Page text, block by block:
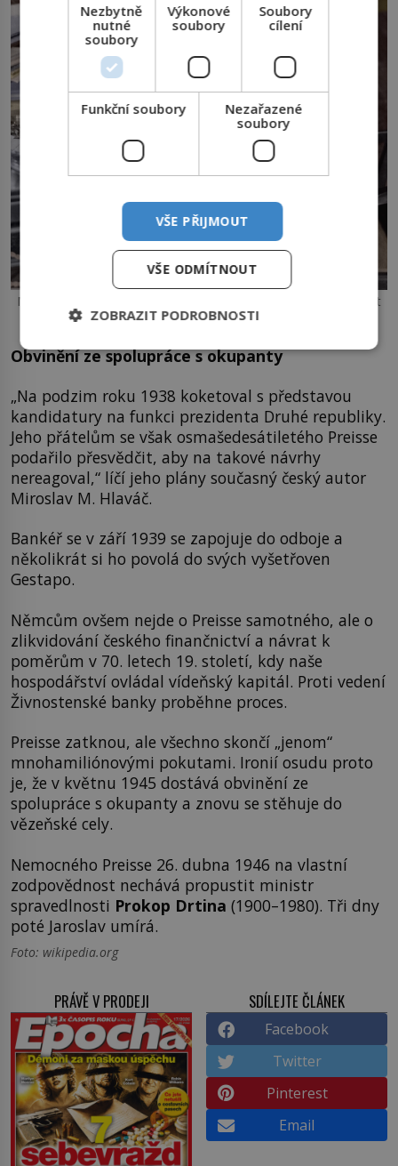
Ministr spravedlnosti prokop Drtina nechává Preisse propustit
na vlastní zodpovědnost.
Obvinění ze spolupráce s okupanty
„Na podzim roku 1938 koketoval s představou
kandidatury na funkci prezidenta Druhé republiky.
Jeho přátelům se však osmašedesátiletého Preisse
podařilo přesvědčit, aby na takové návrhy
nereagoval,“ líčí jeho plány současný český autor
Miroslav M. Hlaváč.
Bankéř se v září 1939 se zapojuje do odboje a
několikrát si ho povolá do svých vyšetřoven
Gestapo.
Němcům ovšem nejde o Preisse samotného, ale o
zlikvidování českého finančnictví a návrat k
poměrům v 70. letech 19. století, kdy naše
hospodářství ovládal vídeňský kapitál. Proti vedení
Živnostenské banky proběhne proces.
Preisse zatknou, ale všechno skončí „jenom“
mnohamiliónovými pokutami. Ironií osudu proto
je, že v květnu 1945 dostává obvinění ze
spolupráce s okupanty a znovu se stěhuje do
vězeňské cely.
Nemocného Preisse 26. dubna 1946 na vlastní
zodpovědnost nechává propustit ministr
spravedlnosti Prokop Drtina (1900–1980). Tři dny
poté Jaroslav umírá.
Foto: wikipedia.org
PRÁVĚ V PRODEJI SDÍLEJTE ČLÁNEK
Facebook
Twitter
Pinterest
Email
Nezbytně
nutné
soubory
Výkonové
soubory
Soubory
cílení
Funkční soubory
Nezařazené
soubory
VŠE PŘIJMOUT
VŠE ODMÍTNOUT
ZOBRAZIT PODROBNOSTI